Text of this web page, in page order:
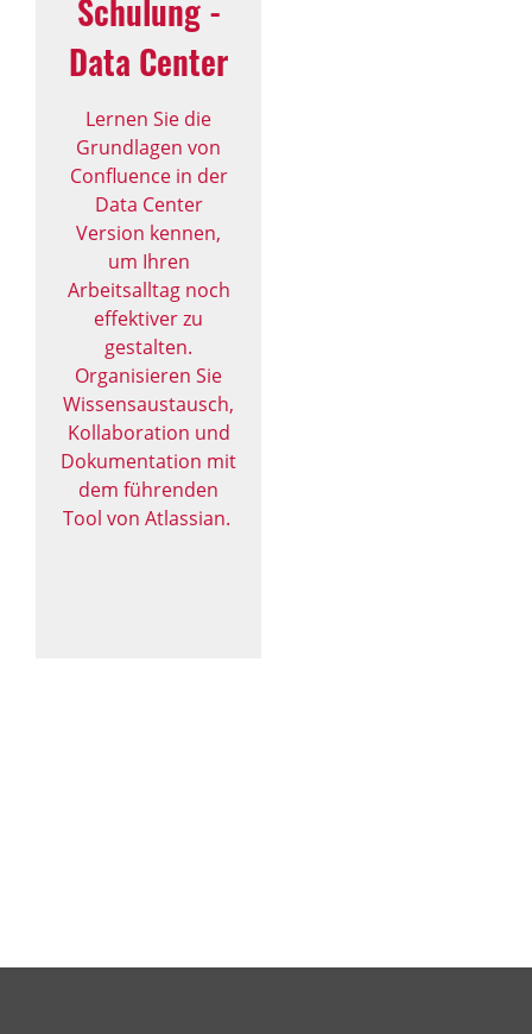
Schulung -
Data Center
Lernen Sie die
Grundlagen von
Confluence in der
Data Center
Version kennen,
um Ihren
Arbeitsalltag noch
effektiver zu
gestalten.
Organisieren Sie
Wissensaustausch,
Kollaboration und
Dokumentation mit
dem führenden
Tool von Atlassian.